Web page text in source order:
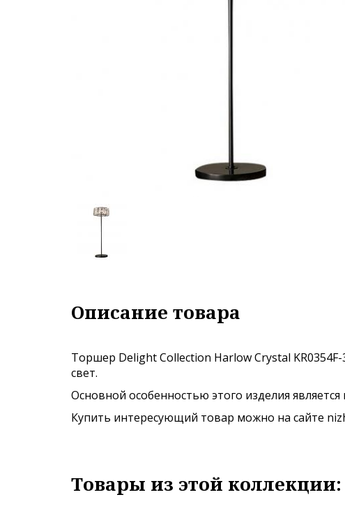
Описание товара
Торшер Delight Collection Harlow Crystal
свет.
Основной особенностью этого изделия
Купить интересующий товар можно на сайте
Товары из этой коллекции: